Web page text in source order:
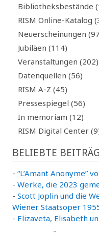
Bibliotheksbestände
RISM Online-Katalog
Neuerscheinungen
Jubiläen (114)
Veranstaltungen (202)
Datenquellen (56)
RISM A-Z (45)
Pressespiegel (56)
In memoriam (12)
RISM Digital Center
BELIEBTE
- “L’Amant Anonyme”
- Werke, die 2023
- Scott Joplin und die
Wiener Staatsoper
- Elizaveta, Elisabeth